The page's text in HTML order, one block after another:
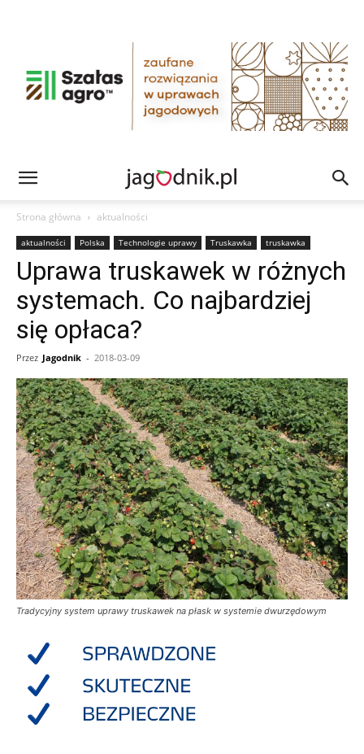
Strona główna aktualności
aktualności Polska Technologie uprawy Truskawka truskawka
Uprawa truskawek w różnych
systemach. Co najbardziej
się opłaca?
Przez Jagodnik - 2018-03-09
Tradycyjny system uprawy truskawek na płask w systemie dwurzędowym